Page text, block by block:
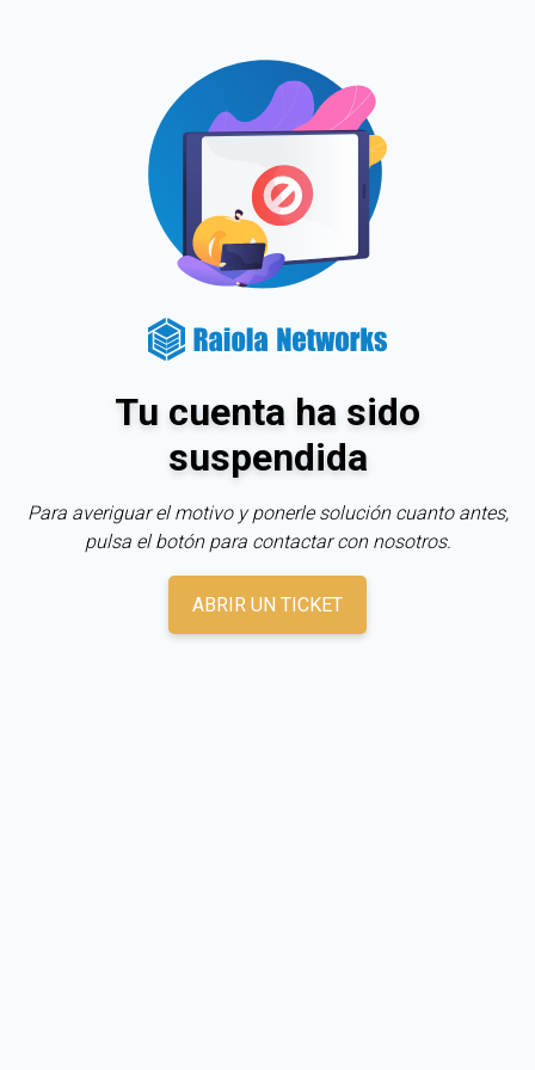
Tu cuenta ha sido
suspendida
Para averiguar el motivo y ponerle solución cuanto antes,
pulsa el botón para contactar con nosotros.
ABRIR UN TICKET